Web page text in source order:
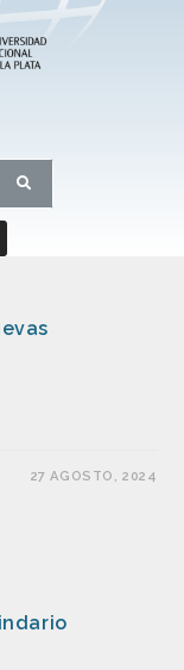
27 AGOSTO, 2024